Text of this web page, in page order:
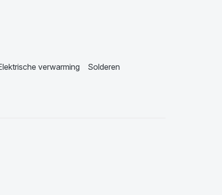
verwarming Solderen